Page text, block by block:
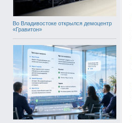
Во Владивостоке открылся демоцентр
«Гравитон»